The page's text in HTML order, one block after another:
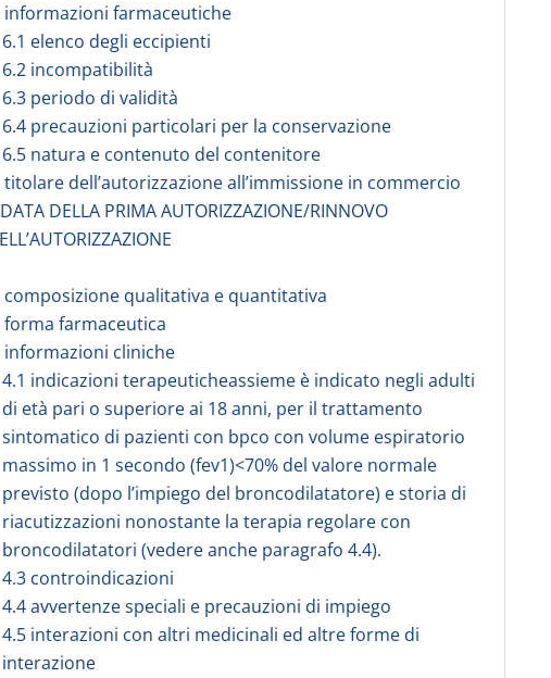
informazioni farmaceutiche
6.1 elenco degli eccipienti
6.2 incompatibilità
6.3 periodo di validità
6.4 precauzioni particolari per la conservazione
6.5 natura e contenuto del contenitore
titolare dell’autorizzazione all’immissione in commercio
DELLA PRIMA AUTORIZZAZIONE/RINNOVO
composizione qualitativa e quantitativa
forma farmaceutica
informazioni cliniche
4.1 indicazioni terapeuticheassieme è indicato negli adulti
di età pari o superiore ai 18 anni, per il trattamento
sintomatico di pazienti con bpco con volume espiratorio
massimo in 1 secondo (fev1)<70% del valore normale
previsto (dopo l’impiego del broncodilatatore) e storia di
riacutizzazioni nonostante la terapia regolare con
broncodilatatori (vedere anche paragrafo 4.4).
4.3 controindicazioni
4.4 avvertenze speciali e precauzioni di impiego
4.5 interazioni con altri medicinali ed altre forme di
interazione